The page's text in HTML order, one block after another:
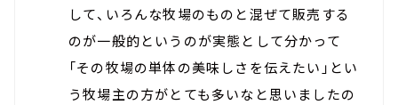
して、いろんな牧場のものと混ぜて販売する
のが一般的というのが実態として分かって
「その牧場の単体の美味しさを伝えたい」とい
う牧場主の方がとても多いなと思いましたの